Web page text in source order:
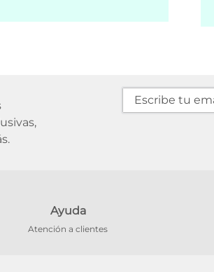
Ayuda
Atención a clientes